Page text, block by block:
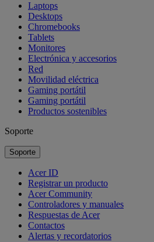
Laptops
Desktops
Chromebooks
Tablets
Monitores
Electrónica y accesorios
Red
Movilidad eléctrica
Gaming portátil
Gaming portátil
Productos sostenibles
Soporte
Soporte
Acer ID
Registrar un producto
Acer Community
Controladores y manuales
Respuestas de Acer
Contactos
Alertas y recordatorios